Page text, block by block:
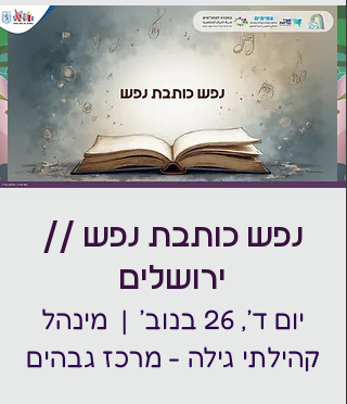
נפש כותבת נפש //
ירושלים
יום ד׳, 26 בנוב׳
  |
מינהל
קהילתי גילה - מרכז גבהים